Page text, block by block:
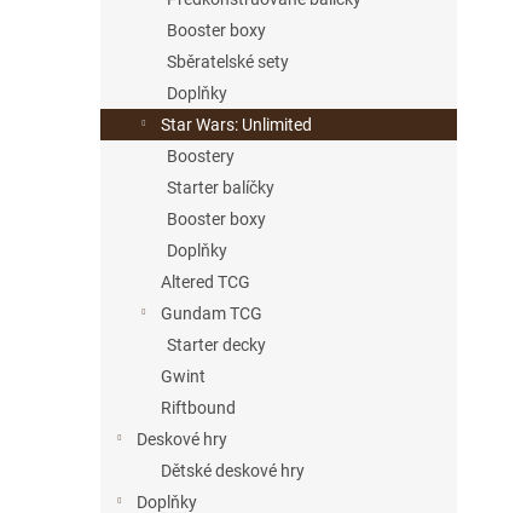
Booster boxy
Sběratelské sety
Doplňky
Star Wars: Unlimited
Boostery
Starter balíčky
Booster boxy
Doplňky
Altered TCG
Gundam TCG
Starter decky
Gwint
Riftbound
Deskové hry
Dětské deskové hry
Doplňky